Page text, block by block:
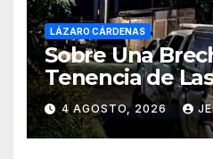
LÁZARO CÁRDENAS
Sobre Una
Tenencia de
de LZC.
un Hombre
4 AGOSTO, 2026